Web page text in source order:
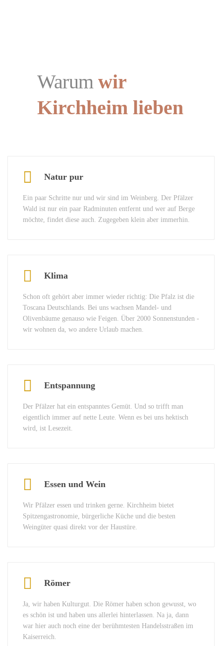
Warumwir
Kirchheim lieben
Natur pur
Ein paar Schritte nur und wir sind im Weinberg. Der Pfälzer
Wald ist nur ein paar Radminuten entfernt und wer auf Berge
möchte, findet diese auch. Zugegeben klein aber immerhin.
Klima
Schon oft gehört aber immer wieder richtig: Die Pfalz ist die
Toscana Deutschlands. Bei uns wachsen Mandel- und
Olivenbäume genauso wie Feigen. Über 2000 Sonnenstunden -
wir wohnen da, wo andere Urlaub machen.
Entspannung
Der Pfälzer hat ein entspanntes Gemüt. Und so trifft man
eigentlich immer auf nette Leute. Wenn es bei uns hektisch
wird, ist Lesezeit.
Essen und Wein
Wir Pfälzer essen und trinken gerne. Kirchheim bietet
Spitzengastronomie, bürgerliche Küche und die besten
Weingüter quasi direkt vor der Haustüre.
Römer
Ja, wir haben Kulturgut. Die Römer haben schon gewusst, wo
es schön ist und haben uns allerlei hinterlassen. Na ja, dann
war hier auch noch eine der berühmtesten Handelsstraßen im
Kaiserreich.